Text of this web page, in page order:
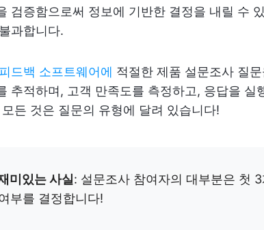
검증함으로써 정보에 기반한 결정을 내릴 수
과합니다.
드백 소프트웨어에 적절한 제품 설문조사 질
추적하며, 고객 만족도를 측정하고, 응답을 실
모든 것은 질문의 유형에 달려 있습니다!
미있는 사실 : 설문조사 참여자의 대부분은 첫
부를 결정합니다!